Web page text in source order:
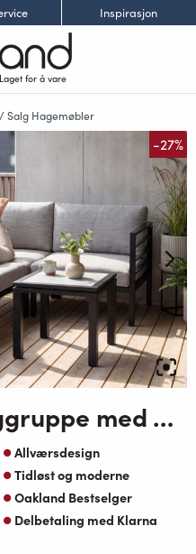
Inspirasjon
for å vare
Salg Hagemøbler
-27%
Adelaide balkonggruppe med Adelaide bord-koks ramme med greige Oaktekstil puter
Allværsdesign
Tidløst og moderne
Oakland Bestselger
Delbetaling med Klarna